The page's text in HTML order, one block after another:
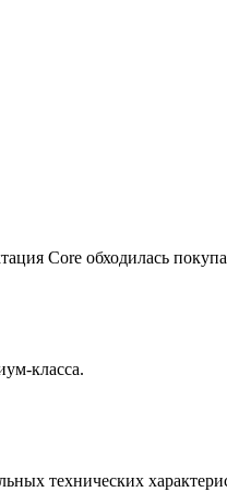
Core обходилась
класса.
технических